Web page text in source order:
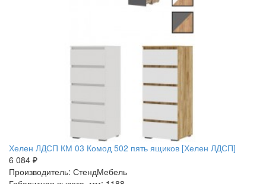
Хелен ЛДСП КМ 03 Комод 502 пять ящиков [Хелен ЛДСП]
6 084 ₽
Производитель: СтендМебель